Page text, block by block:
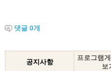
댓글 0개
공지사항
프로그램
보